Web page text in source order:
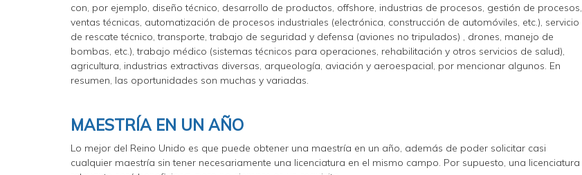
con, por ejemplo, diseño técnico, desarrollo de productos, offshore, industrias de procesos, gestión de procesos,
ventas técnicas, automatización de procesos industriales (electrónica, construcción de automóviles, etc.), servicio
de rescate técnico, transporte, trabajo de seguridad y defensa (aviones no tripulados) , drones, manejo de
bombas, etc.), trabajo médico (sistemas técnicos para operaciones, rehabilitación y otros servicios de salud),
agricultura, industrias extractivas diversas, arqueología, aviación y aeroespacial, por mencionar algunos. En
resumen, las oportunidades son muchas y variadas.
MAESTRÍA EN UN AÑO
Lo mejor del Reino Unido es que puede obtener una maestría en un año, además de poder solicitar casi
cualquier maestría sin tener necesariamente una licenciatura en el mismo campo. Por supuesto, una licenciatura